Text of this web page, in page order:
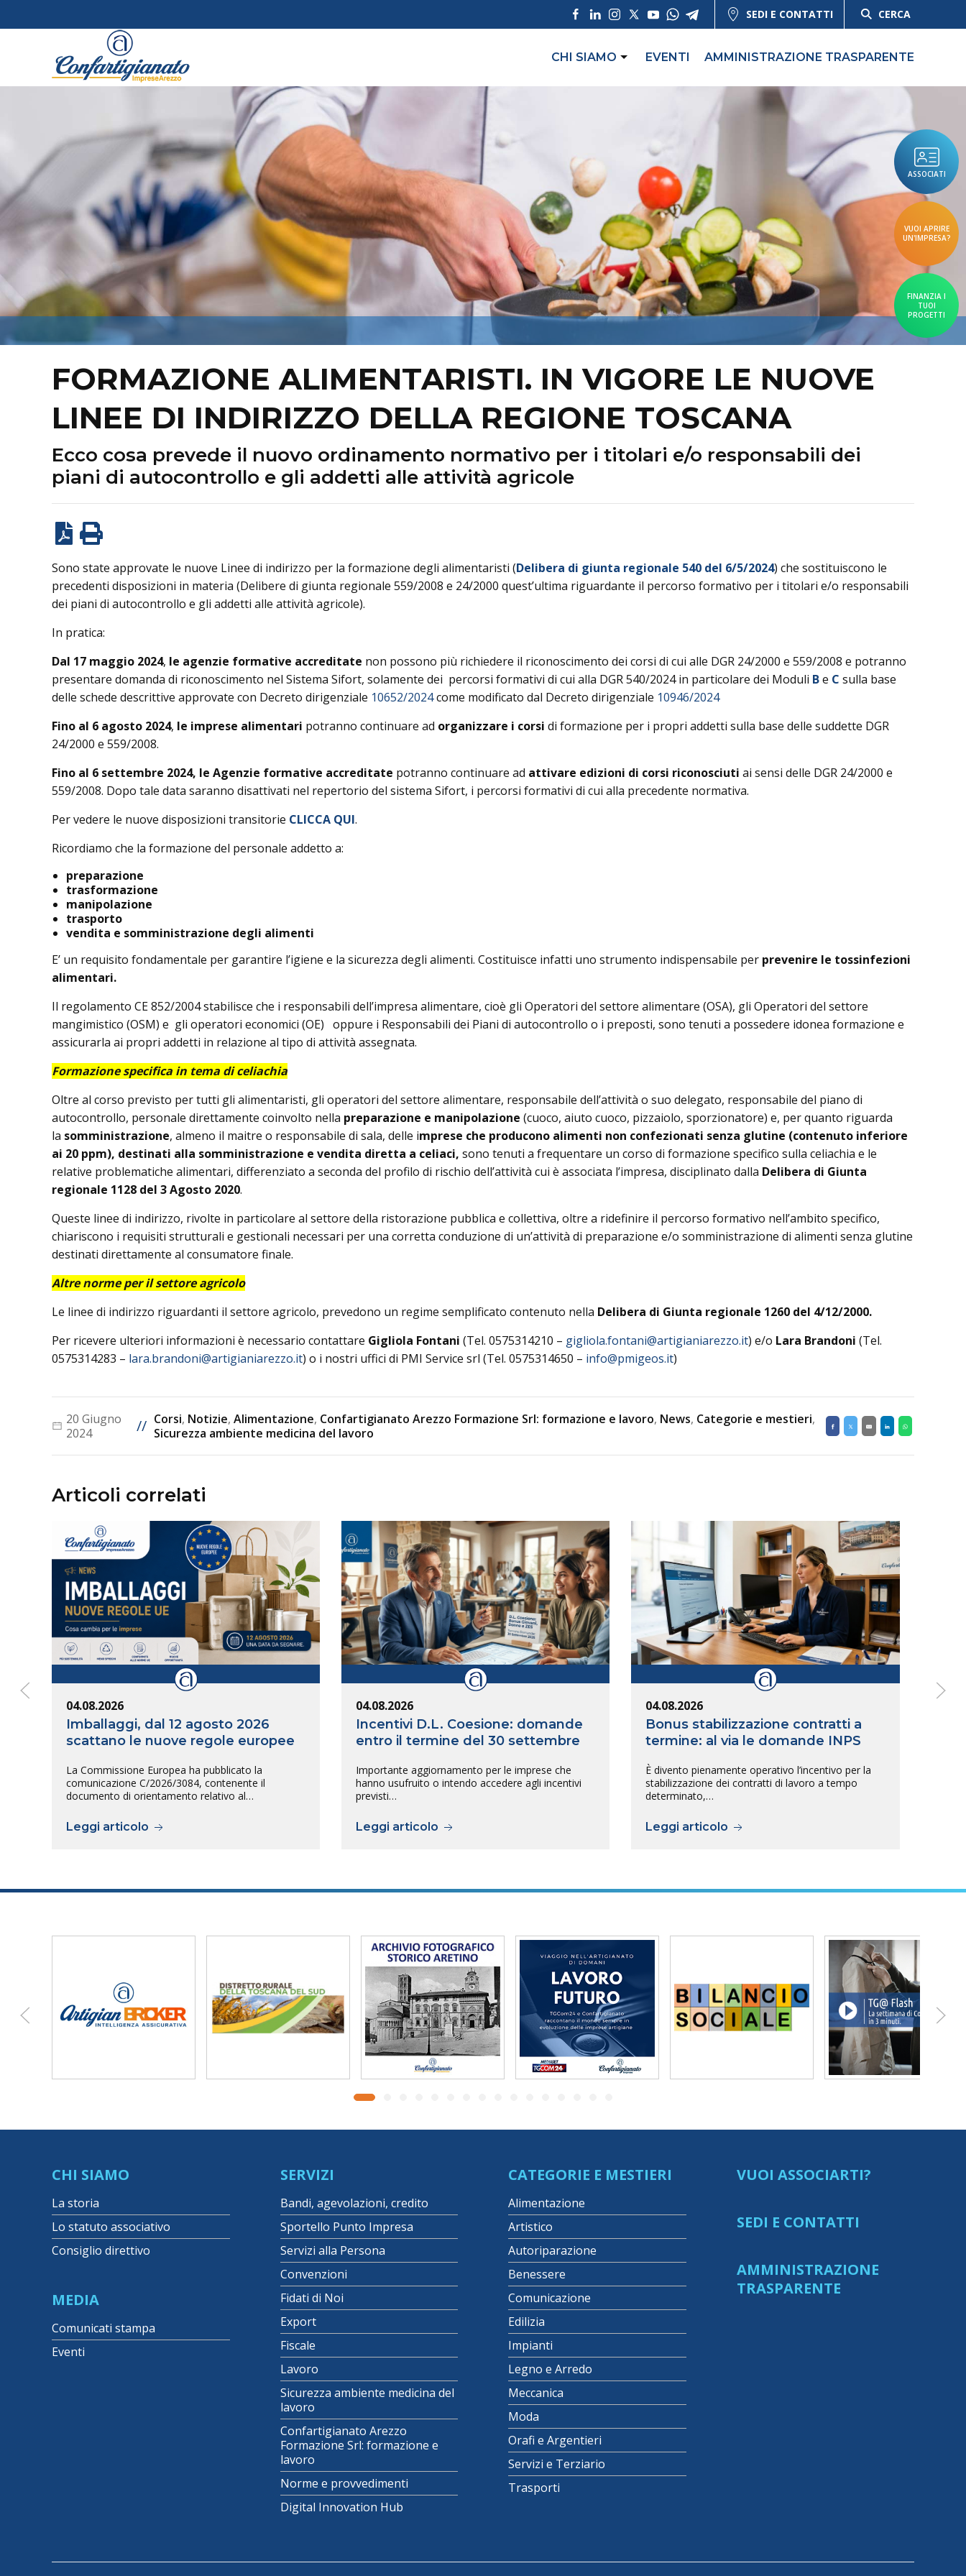
SEDI E CONTATTI CERCA
CHI SIAMO EVENTI AMMINISTRAZIONE TRASPARENTE
ASSOCIATI
VUOI APRIRE
UN'IMPRESA?
FINANZIA I
TUOI
PROGETTI
FORMAZIONE ALIMENTARISTI. IN VIGORE LE NUOVE
LINEE DI INDIRIZZO DELLA REGIONE TOSCANA
Ecco cosa prevede il nuovo ordinamento normativo per i titolari e/o responsabili dei
piani di autocontrollo e gli addetti alle attività agricole
Sono state approvate le nuove Linee di indirizzo per la formazione degli alimentaristi (Delibera di giunta regionale 540 del 6/5/2024) che sostituiscono le
precedenti disposizioni in materia (Delibere di giunta regionale 559/2008 e 24/2000 quest’ultima riguardante il percorso formativo per i titolari e/o responsabili
dei piani di autocontrollo e gli addetti alle attività agricole).
In pratica:
Dal 17 maggio 2024, le agenzie formative accreditate non possono più richiedere il riconoscimento dei corsi di cui alle DGR 24/2000 e 559/2008 e potranno
presentare domanda di riconoscimento nel Sistema Sifort, solamente dei percorsi formativi di cui alla DGR 540/2024 in particolare dei Moduli Be C sulla base
delle schede descrittive approvate con Decreto dirigenziale 10652/2024come modificato dal Decreto dirigenziale 10946/2024
Fino al 6 agosto 2024, le imprese alimentari potranno continuare ad organizzare i corsi di formazione per i propri addetti sulla base delle suddette DGR
24/2000 e 559/2008.
Fino al 6 settembre 2024, le Agenzie formative accreditate potranno continuare ad attivare edizioni di corsi riconosciuti ai sensi delle DGR 24/2000 e
559/2008. Dopo tale data saranno disattivati nel repertorio del sistema Sifort, i percorsi formativi di cui alla precedente normativa.
Per vedere le nuove disposizioni transitorie CLICCA QUI.
Ricordiamo che la formazione del personale addetto a:
preparazione
trasformazione
manipolazione
trasporto
vendita e somministrazione degli alimenti
E’ un requisito fondamentale per garantire l’igiene e la sicurezza degli alimenti. Costituisce infatti uno strumento indispensabile per prevenire le tossinfezioni
alimentari.
Il regolamento CE 852/2004 stabilisce che i responsabili dell’impresa alimentare, cioè gli Operatori del settore alimentare (OSA), gli Operatori del settore
mangimistico (OSM) e gli operatori economici (OE) oppure i Responsabili dei Piani di autocontrollo o i preposti, sono tenuti a possedere idonea formazione e
assicurarla ai propri addetti in relazione al tipo di attività assegnata.
Formazione specifica in tema di celiachia
Oltre al corso previsto per tutti gli alimentaristi, gli operatori del settore alimentare, responsabile dell’attività o suo delegato, responsabile del piano di
autocontrollo, personale direttamente coinvolto nella preparazione e manipolazione (cuoco, aiuto cuoco, pizzaiolo, sporzionatore) e, per quanto riguarda
la somministrazione, almeno il maitre o responsabile di sala, delle imprese che producono alimenti non confezionati senza glutine (contenuto inferiore
ai 20 ppm), destinati alla somministrazione e vendita diretta a celiaci, sono tenuti a frequentare un corso di formazione specifico sulla celiachia e le
relative problematiche alimentari, differenziato a seconda del profilo di rischio dell’attività cui è associata l’impresa, disciplinato dalla Delibera di Giunta
regionale 1128 del 3 Agosto 2020.
Queste linee di indirizzo, rivolte in particolare al settore della ristorazione pubblica e collettiva, oltre a ridefinire il percorso formativo nell’ambito specifico,
chiariscono i requisiti strutturali e gestionali necessari per una corretta conduzione di un’attività di preparazione e/o somministrazione di alimenti senza glutine
destinati direttamente al consumatore finale.
Altre norme per il settore agricolo
Le linee di indirizzo riguardanti il settore agricolo, prevedono un regime semplificato contenuto nella Delibera di Giunta regionale 1260 del 4/12/2000.
Per ricevere ulteriori informazioni è necessario contattare Gigliola Fontani (Tel. 0575314210 – gigliola.fontani@artigianiarezzo.it) e/o Lara Brandoni (Tel.
0575314283 – lara.brandoni@artigianiarezzo.it) o i nostri uffici di PMI Service srl (Tel. 0575314650 – info@pmigeos.it)
20 Giugno
2024
// Corsi, Notizie, Alimentazione, Confartigianato Arezzo Formazione Srl: formazione e lavoro, News, Categorie e mestieri,
Sicurezza ambiente medicina del lavoro
Articoli correlati
04.08.2026
Imballaggi, dal 12 agosto 2026
scattano le nuove regole europee
La Commissione Europea ha pubblicato la
comunicazione C/2026/3084, contenente il
documento di orientamento relativo al…
Leggi articolo
04.08.2026
Incentivi D.L. Coesione: domande
entro il termine del 30 settembre
Importante aggiornamento per le imprese che
hanno usufruito o intendo accedere agli incentivi
previsti…
Leggi articolo
04.08.2026
Bonus stabilizzazione contratti a
termine: al via le domande INPS
È divento pienamente operativo l’incentivo per la
stabilizzazione dei contratti di lavoro a tempo
determinato,…
Leggi articolo
CHI SIAMO
La storia
Lo statuto associativo
Consiglio direttivo
MEDIA
Comunicati stampa
Eventi
SERVIZI
Bandi, agevolazioni, credito
Sportello Punto Impresa
Servizi alla Persona
Convenzioni
Fidati di Noi
Export
Fiscale
Lavoro
Sicurezza ambiente medicina del
lavoro
Confartigianato Arezzo
Formazione Srl: formazione e
lavoro
Norme e provvedimenti
Digital Innovation Hub
CATEGORIE E MESTIERI
Alimentazione
Artistico
Autoriparazione
Benessere
Comunicazione
Edilizia
Impianti
Legno e Arredo
Meccanica
Moda
Orafi e Argentieri
Servizi e Terziario
Trasporti
VUOI ASSOCIARTI?
SEDI E CONTATTI
AMMINISTRAZIONE
TRASPARENTE